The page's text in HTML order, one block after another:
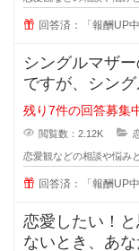
回答済：「報酬UP
シングルマザ
ですが、シン
会う時間を作っ
残り7件の回答募集
閲覧数：2.12K
恋愛観などの相談や悩み
回答済：「報酬UP
恋愛したい！
ないとき、あ